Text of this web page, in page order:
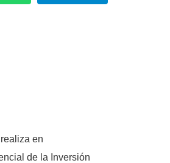
en
de la Inversión